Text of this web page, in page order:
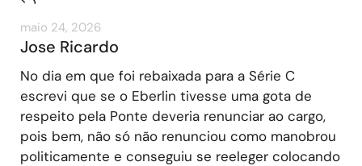
maio 24, 2026
Jose Ricardo
No dia em que foi rebaixada para a Série C
escrevi que se o Eberlin tivesse uma gota de
respeito pela Ponte deveria renunciar ao cargo,
pois bem, não só não renunciou como manobrou
politicamente e conseguiu se reeleger colocando